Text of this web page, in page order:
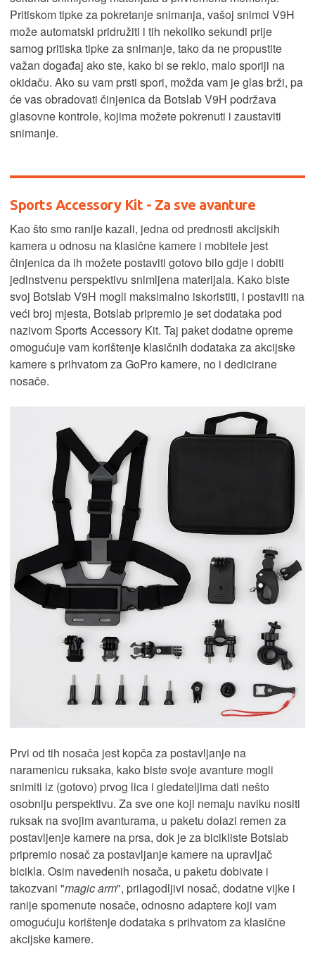
Pritiskom tipke za pokretanje snimanja, vašoj snimci V9H
može automatski pridružiti i tih nekoliko sekundi prije
samog pritiska tipke za snimanje, tako da ne propustite
važan događaj ako ste, kako bi se reklo, malo sporiji na
okidaču. Ako su vam prsti spori, možda vam je glas brži, pa
će vas obradovati činjenica da Botslab V9H podržava
glasovne kontrole, kojima možete pokrenuti i zaustaviti
snimanje.
Sports Accessory Kit - Za sve avanture
Kao što smo ranije kazali, jedna od prednosti akcijskih
kamera u odnosu na klasične kamere i mobitele jest
činjenica da ih možete postaviti gotovo bilo gdje i dobiti
jedinstvenu perspektivu snimljena materijala. Kako biste
svoj Botslab V9H mogli maksimalno iskoristiti, i postaviti na
veći broj mjesta, Botslab pripremio je set dodataka pod
nazivom Sports Accessory Kit. Taj paket dodatne opreme
omogućuje vam korištenje klasičnih dodataka za akcijske
kamere s prihvatom za GoPro kamere, no i dedicirane
nosače.
Prvi od tih nosača jest kopča za postavljanje na
naramenicu ruksaka, kako biste svoje avanture mogli
snimiti iz (gotovo) prvog lica i gledateljima dati nešto
osobniju perspektivu. Za sve one koji nemaju naviku nositi
ruksak na svojim avanturama, u paketu dolazi remen za
postavljenje kamere na prsa, dok je za bicikliste Botslab
pripremio nosač za postavljanje kamere na upravljač
bicikla. Osim navedenih nosača, u paketu dobivate i
takozvani "magic arm", prilagodljivi nosač, dodatne vijke i
ranije spomenute nosače, odnosno adaptere koji vam
omogućuju korištenje dodataka s prihvatom za klasične
akcijske kamere.